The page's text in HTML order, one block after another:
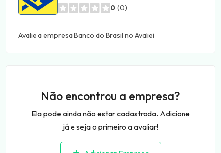
0 (0)
Avalie a empresa Banco do Brasil no Avaliei
Não encontrou a empresa?
Ela pode ainda não estar cadastrada. Adicione
já e seja o primeiro a avaliar!